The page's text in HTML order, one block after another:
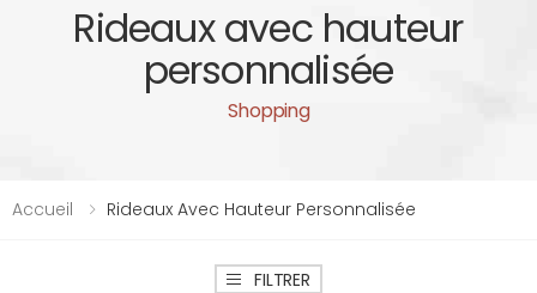
Rideaux avec hauteur
personnalisée
Shopping
Accueil Rideaux Avec Hauteur Personnalisée
FILTRER